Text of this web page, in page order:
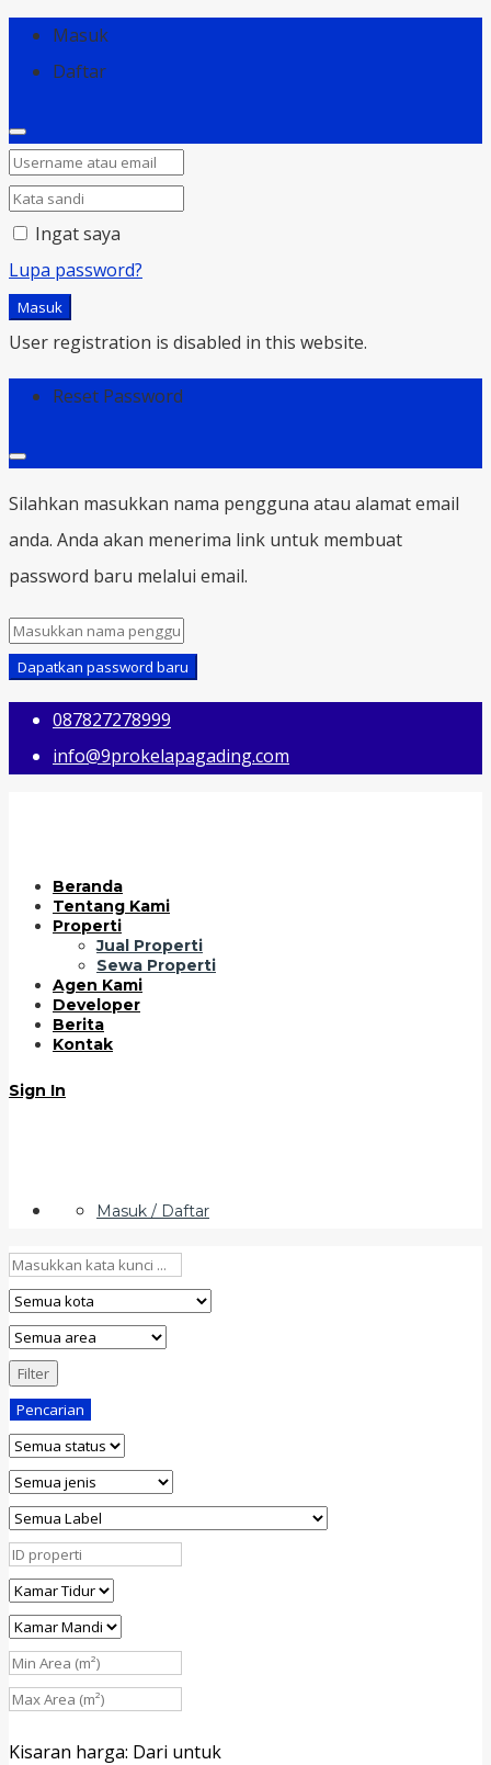
Masuk
Daftar
Ingat saya
Lupa password?
Masuk
User registration is disabled in this website.
Reset Password
Silahkan masukkan nama pengguna atau alamat email
anda. Anda akan menerima link untuk membuat
password baru melalui email.
Dapatkan password baru
087827278999
info@9prokelapagading.com
Beranda
Tentang Kami
Properti
Jual Properti
Sewa Properti
Agen Kami
Developer
Berita
Kontak
Sign In
Masuk / Daftar
Filter
Pencarian
Kisaran harga: Dari untuk